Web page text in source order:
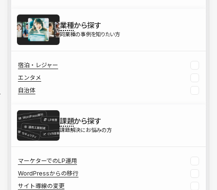
業種から探す
同業種の事例を知りたい方
宿泊・レジャー
エンタメ
自治体
課題から探す
課題解決にお悩みの方
マーケターでのLP運用
WordPressからの移行
サイト導線の変更